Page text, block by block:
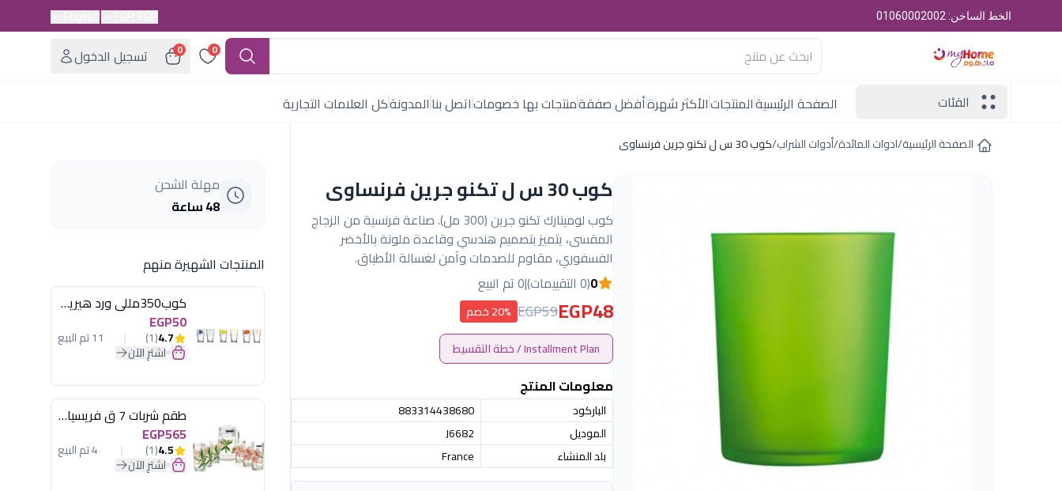
الخط الساخن: 01060002002
0
0
تسجيل الدخول
الفئات
الصفحة الرئيسيةالمنتجاتالأكثر شهرةأفضل صفقةمنتجات بها خصوماتاتصل بناالمدونةكل العلامات التجارية
الصفحة الرئيسية/ادوات المائدة/أدوات الشراب/كوب 30 س ل تكنو جرين فرنساوى
كوب 30 س ل تكنو جرين فرنساوى
كوب لومينارك تكنو جرين (300 مل). صناعة فرنسية من الزجاج
المقسى، يتميز بتصميم هندسي وقاعدة ملونة بالأخضر
الفسفوري، مقاوم للصدمات وآمن لغسالة الأطباق.
0(0 التقييمات) |0 تم البيع
EGP48
EGP59 20% خصم
Installment Plan / خطة التقسيط
معلومات المنتج
الباركود
883314438680
الموديل
J6682
بلد المنشاء
France
مهلة الشحن
48 ساعة
المنتجات الشهيرة منهم
كوب350مللى ورد هيريفين
EGP50
4.7
(1) 11 تم البيع
اشترِ الآن
طقم شربات 7 ق فريسيا لومينارك
EGP565
4.5
(1) 4 تم البيع
اشترِ الآن